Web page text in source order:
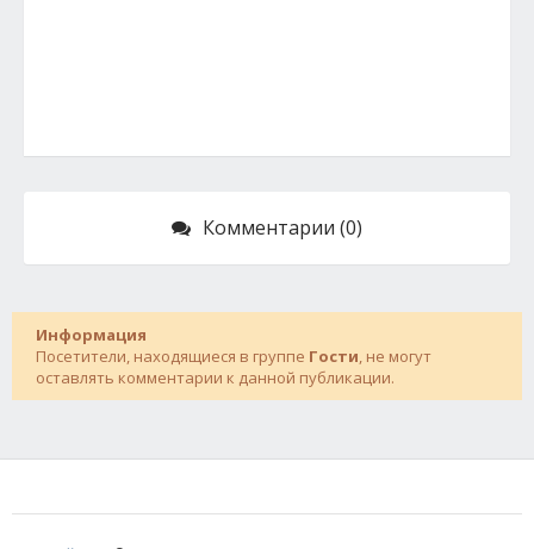
Комментарии (0)
Информация
Посетители, находящиеся в группе Гости, не могут
оставлять комментарии к данной публикации.